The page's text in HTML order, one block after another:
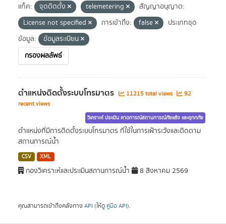
แท็ค:
จุดติดตั้ง telemetering
สัญญาอนุญาต:
License not specified
การเข้าถึง: false
ประเภทชุด
ข้อมูล:
ข้อมูลระเบียน
กรองผลลัพธ์
ตำแหน่งติดตั้งระบบโทรมาตร 11215 total views
92
recent views
วิเคราะห์ ประเมิน คาดการณ์สถานการณ์ภัยแล้ง และอุทกภัย
ตำแหน่งที่มีการติดตั้งระบบโทรมาตร ที่ใช้ในการเฝ้าระวังและติดตาม
สถานการณ์น้ำ
CSV XML
กองวิเคราะห์และประเมินสถานการณ์น้ำ 8 สิงหาคม 2569
คุณสามารถเข้าถึงคลังทาง API (ให้ดู คู่มือ API).